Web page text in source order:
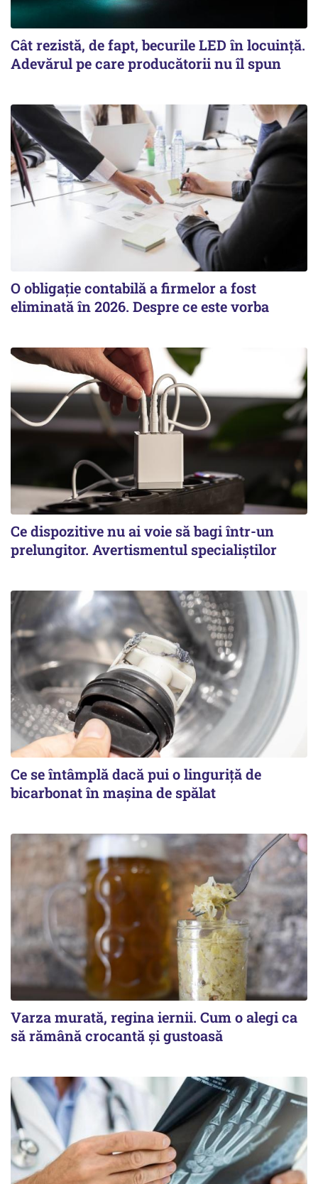
Cât rezistă, de fapt, becurile LED în locuință.
Adevărul pe care producătorii nu îl spun
O obligație contabilă a firmelor a fost
eliminată în 2026. Despre ce este vorba
Ce dispozitive nu ai voie să bagi într-un
prelungitor. Avertismentul specialiștilor
Ce se întâmplă dacă pui o linguriță de
bicarbonat în mașina de spălat
Varza murată, regina iernii. Cum o alegi ca
să rămână crocantă și gustoasă